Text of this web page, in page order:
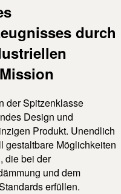
durch
der Spitzenklasse
Design und
Produkt. Unendlich
gestaltbare Möglichkeiten
die bei der
und dem
erfüllen.